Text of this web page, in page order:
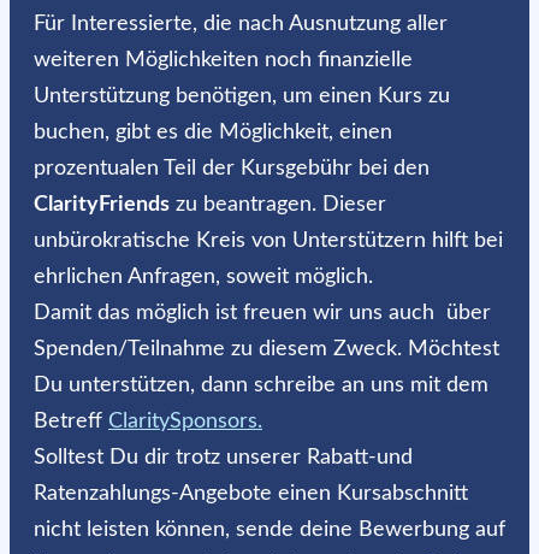
Für Interessierte, die nach Ausnutzung aller
weiteren Möglichkeiten noch finanzielle
Unterstützung benötigen, um einen Kurs zu
buchen, gibt es die Möglichkeit, einen
prozentualen Teil der Kursgebühr bei den
ClarityFriends zu beantragen. Dieser
unbürokratische Kreis von Unterstützern hilft bei
ehrlichen Anfragen, soweit möglich.
Damit das möglich ist freuen wir uns auch über
Spenden/Teilnahme zu diesem Zweck. Möchtest
Du unterstützen, dann schreibe an uns mit dem
Betreff ClaritySponsors.
Solltest Du dir trotz unserer Rabatt-und
Ratenzahlungs-Angebote einen Kursabschnitt
nicht leisten können, sende deine Bewerbung auf